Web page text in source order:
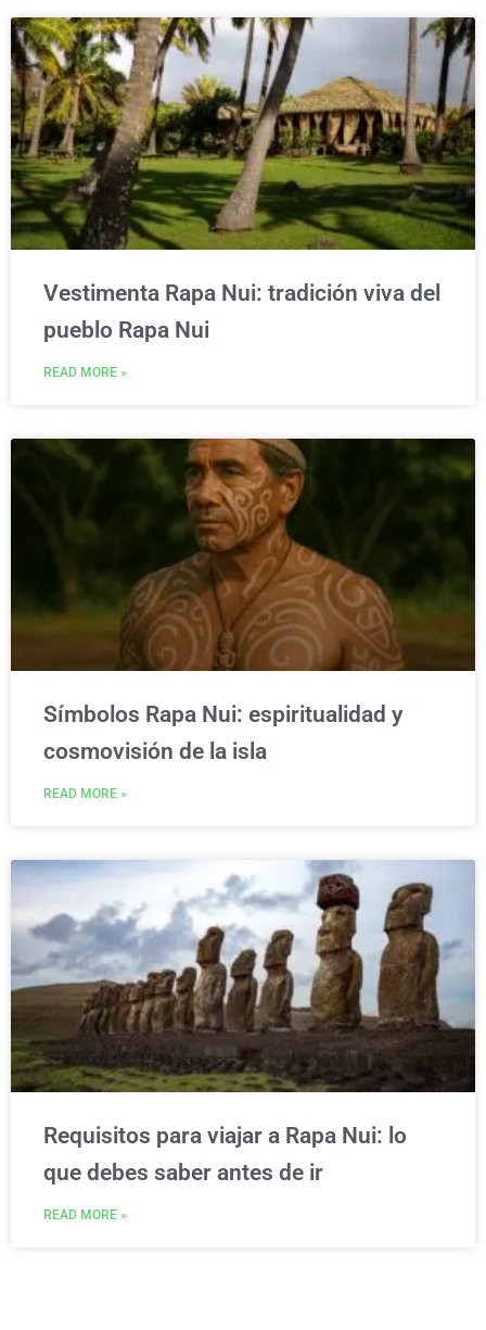
Vestimenta Rapa Nui: tradición viva del
pueblo Rapa Nui
READ MORE »
Símbolos Rapa Nui: espiritualidad y
cosmovisión de la isla
READ MORE »
Requisitos para viajar a Rapa Nui: lo
que debes saber antes de ir
READ MORE »